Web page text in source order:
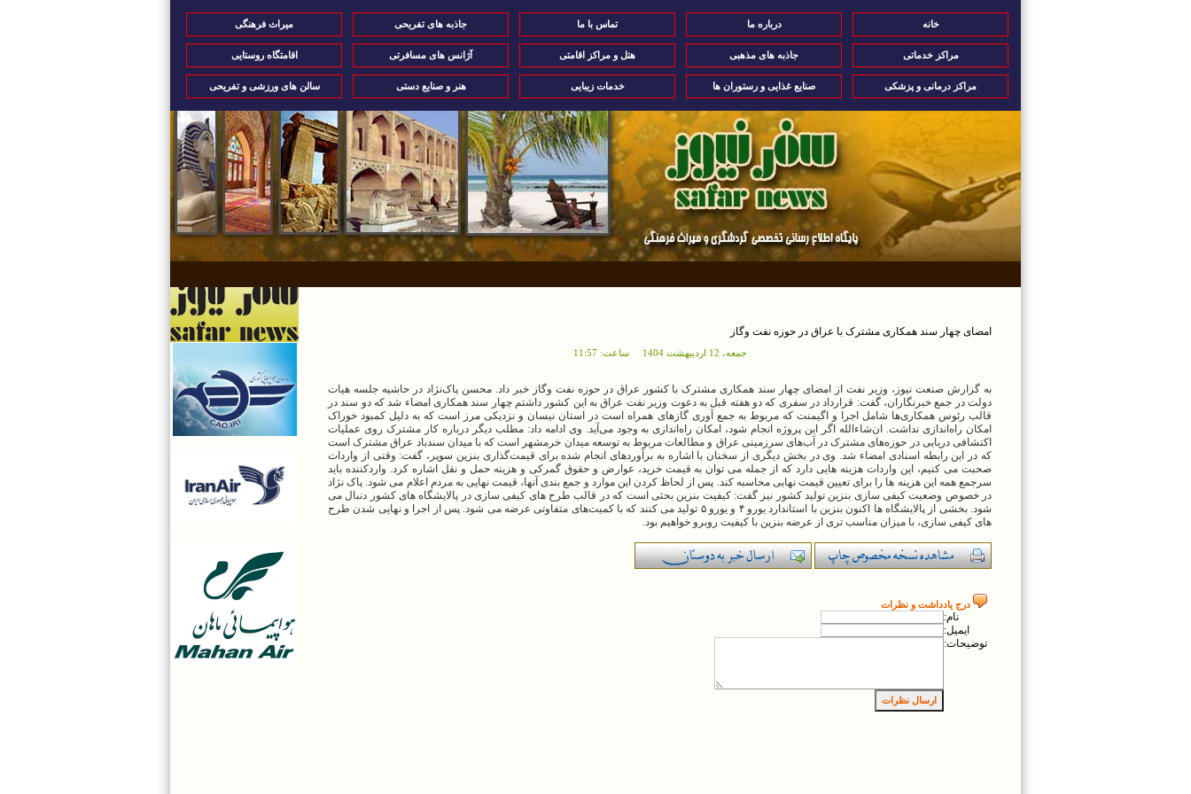
خانه درباره ما تماس با ما جاذبه های تفریحی میراث فرهنگی
مراکز خدماتی جاذبه های مذهبی هتل و مراکز اقامتی آژانس های مسافرتی اقامتگاه روستایی
مراکز درمانی و پزشکی صنایع غذایی و رستوران ها خدمات زیبایی هنر و صنایع دستی سالن های ورزشی و تفریحی
امضای چهار سند همکاری مشترک با عراق در حوزه نفت وگاز
جمعه، 12 ارديبهشت 1404 ساعت: 11:57
به گزارش صنعت نیوز، وزیر نفت از امضای چهار سند همکاری مشترک با کشور عراق در حوزه نفت وگاز خبر داد. محسن پاک‌نژاد در حاشیه جلسه هیات
دولت در جمع خبرنگاران، گفت: قرارداد در سفری که دو هفته قبل به دعوت وزیر نفت عراق به این کشور داشتم چهار سند همکاری امضاء شد که دو سند در
قالب رئوس همکاری‌ها شامل اجرا و اگیمنت که مربوط به جمع آوری گازهای همراه است در استان نیسان و نزدیکی مرز است که به دلیل کمبود خوراک
امکان راه‌اندازی نداشت. ان‌شاءالله اگر این پروژه انجام شود، امکان راه‌اندازی به وجود می‌آید. وی ادامه داد: مطلب دیگر درباره کار مشترک روی عملیات
اکتشافی دریایی در حوزه‌های مشترک در آب‌های سرزمینی عراق و مطالعات مربوط به توسعه میدان خرمشهر است که با میدان سندباد عراق مشترک است
که در این رابطه اسنادی امضاء شد. وی در بخش دیگری از سخنان با اشاره به برآوردهای انجام شده برای قیمت‌گذاری بنزین سوپر، گفت: وقتی از واردات
صحبت می کنیم، این واردات هزینه هایی دارد که از جمله می توان به قیمت خرید، عوارض و حقوق گمرکی و هزینه حمل و نقل اشاره کرد. واردکننده باید
سرجمع همه این هزینه ها را برای تعیین قیمت نهایی محاسبه کند. پس از لحاظ کردن این موارد و جمع بندی آنها، قیمت نهایی به مردم اعلام می شود. پاک نژاد
در خصوص وضعیت کیفی سازی بنزین تولید کشور نیز گفت: کیفیت بنزین بحثی است که در قالب طرح های کیفی سازی در پالایشگاه های کشور دنبال می
شود. بخشی از پالایشگاه ها اکنون بنزین با استاندارد یورو ۴ و یورو ۵ تولید می کنند که با کمیت‌های متفاوتی عرضه می شود. پس از اجرا و نهایی شدن طرح
های کیفی سازی، با میزان مناسب تری از عرضه بنزین با کیفیت روبرو خواهیم بود.
درج يادداشت و نظرات
نام:
ايميل:
توضيحات: